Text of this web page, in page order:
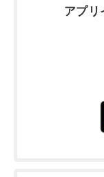
アプリ